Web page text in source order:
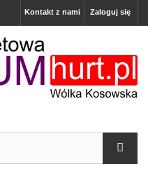
Zaloguj się
Kontakt z nami